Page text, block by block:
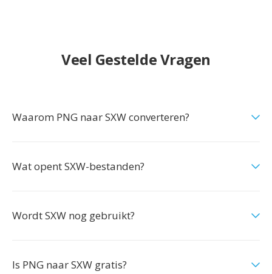
Veel Gestelde Vragen
Waarom PNG naar SXW converteren?
Wat opent SXW-bestanden?
Wordt SXW nog gebruikt?
Is PNG naar SXW gratis?